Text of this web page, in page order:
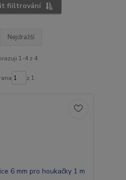
fiiltrování
Nejdražší
1-4 z 4
z 1